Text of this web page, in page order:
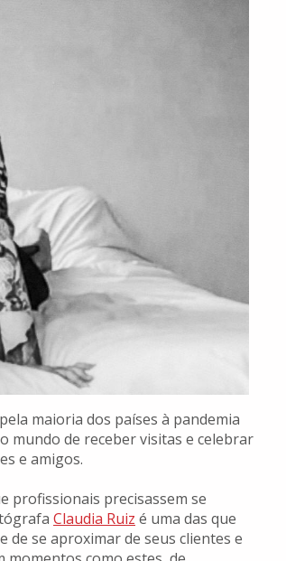
maioria dos países à pandemia
mundo de receber visitas e celebrar
e amigos.
profissionais precisassem se
Claudia Ruiz é uma das que
se aproximar de seus clientes e